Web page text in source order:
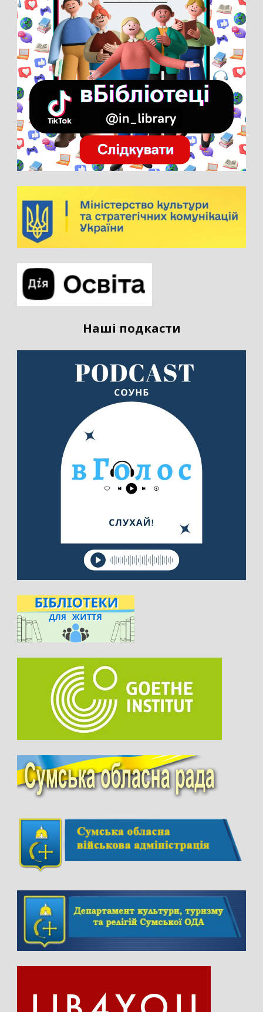
Наші подкасти